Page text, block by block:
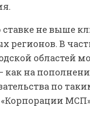
не выше
В
областей
как на
по